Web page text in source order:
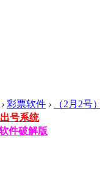
› 彩票软件 ›
（2月2号
号系统
件破解版